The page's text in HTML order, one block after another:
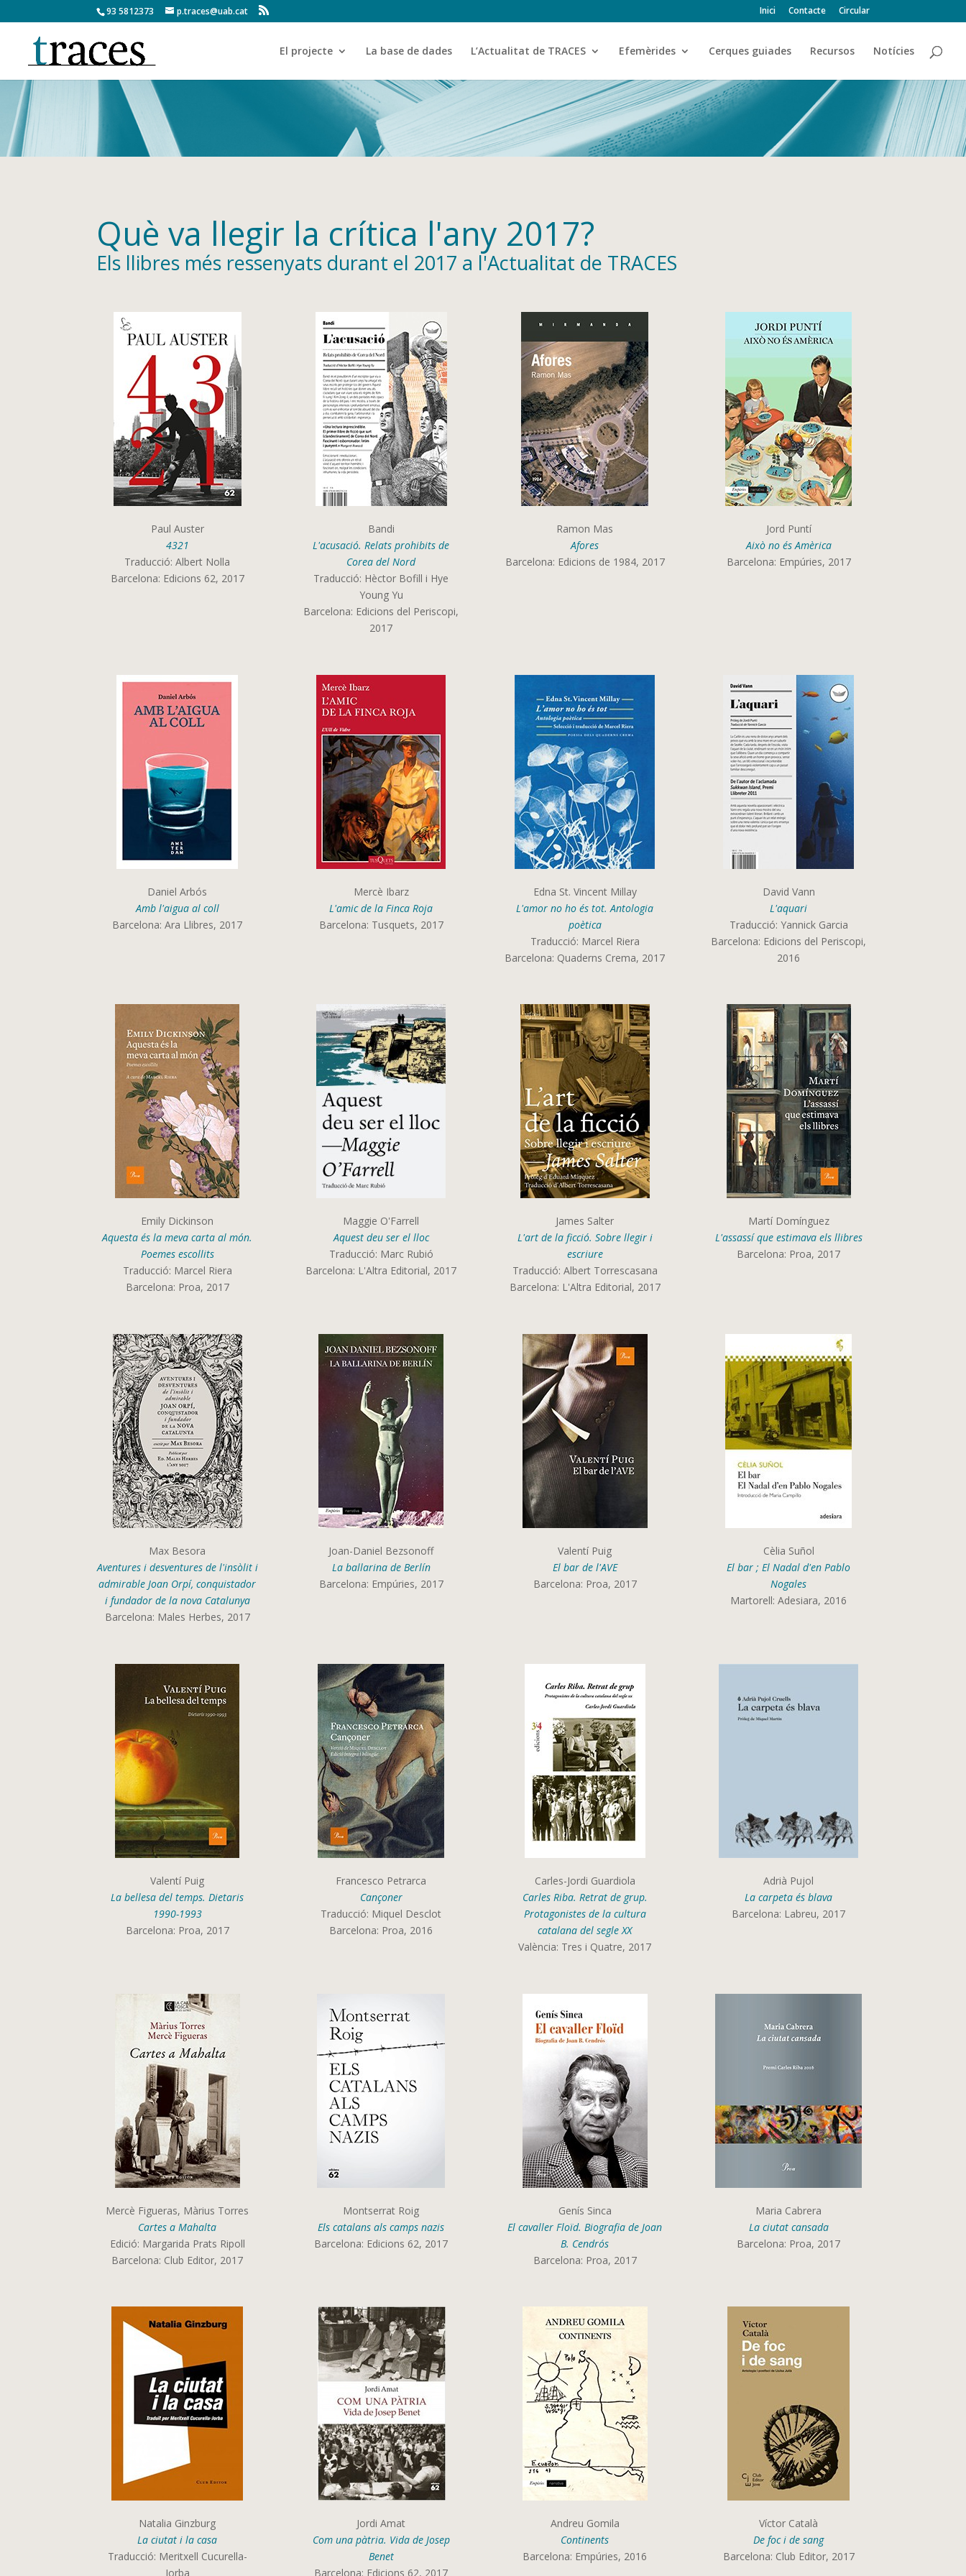
93 5812373 p.traces@uab.cat Inici Contacte Circular
El projecte La base de dades L’Actualitat de TRACES Efemèrides Cerques guiades Recursos Notícies
Què va llegir la crítica l'any 2017?
Els llibres més ressenyats durant el 2017 a l'Actualitat de TRACES
Paul Auster
4321
Traducció: Albert Nolla
Barcelona: Edicions 62, 2017
Bandi
L'acusació. Relats prohibits de
Corea del Nord
Traducció: Hèctor Bofill i Hye
Young Yu
Barcelona: Edicions del Periscopi,
2017
Ramon Mas
Afores
Barcelona: Edicions de 1984, 2017
Jord Puntí
Això no és Amèrica
Barcelona: Empúries, 2017
Daniel Arbós
Amb l'aigua al coll
Barcelona: Ara Llibres, 2017
Mercè Ibarz
L'amic de la Finca Roja
Barcelona: Tusquets, 2017
Edna St. Vincent Millay
L'amor no ho és tot. Antologia
poètica
Traducció: Marcel Riera
Barcelona: Quaderns Crema, 2017
David Vann
L'aquari
Traducció: Yannick Garcia
Barcelona: Edicions del Periscopi,
2016
Emily Dickinson
Aquesta és la meva carta al món.
Poemes escollits
Traducció: Marcel Riera
Barcelona: Proa, 2017
Maggie O'Farrell
Aquest deu ser el lloc
Traducció: Marc Rubió
Barcelona: L'Altra Editorial, 2017
James Salter
L'art de la ficció. Sobre llegir i
escriure
Traducció: Albert Torrescasana
Barcelona: L'Altra Editorial, 2017
Martí Domínguez
L'assassí que estimava els llibres
Barcelona: Proa, 2017
Max Besora
Aventures i desventures de l'insòlit i
admirable Joan Orpí, conquistador
i fundador de la nova Catalunya
Barcelona: Males Herbes, 2017
Joan-Daniel Bezsonoff
La ballarina de Berlín
Barcelona: Empúries, 2017
Valentí Puig
El bar de l'AVE
Barcelona: Proa, 2017
Cèlia Suñol
El bar ; El Nadal d'en Pablo
Nogales
Martorell: Adesiara, 2016
Valentí Puig
La bellesa del temps. Dietaris
1990-1993
Barcelona: Proa, 2017
Francesco Petrarca
Cançoner
Traducció: Miquel Desclot
Barcelona: Proa, 2016
Carles-Jordi Guardiola
Carles Riba. Retrat de grup.
Protagonistes de la cultura
catalana del segle XX
València: Tres i Quatre, 2017
Adrià Pujol
La carpeta és blava
Barcelona: Labreu, 2017
Mercè Figueras, Màrius Torres
Cartes a Mahalta
Edició: Margarida Prats Ripoll
Barcelona: Club Editor, 2017
Montserrat Roig
Els catalans als camps nazis
Barcelona: Edicions 62, 2017
Genís Sinca
El cavaller Floïd. Biografia de Joan
B. Cendrós
Barcelona: Proa, 2017
Maria Cabrera
La ciutat cansada
Barcelona: Proa, 2017
Natalia Ginzburg
La ciutat i la casa
Traducció: Meritxell Cucurella-
Jorba
Jordi Amat
Com una pàtria. Vida de Josep
Benet
Barcelona: Edicions 62, 2017
Andreu Gomila
Continents
Barcelona: Empúries, 2016
Víctor Català
De foc i de sang
Barcelona: Club Editor, 2017